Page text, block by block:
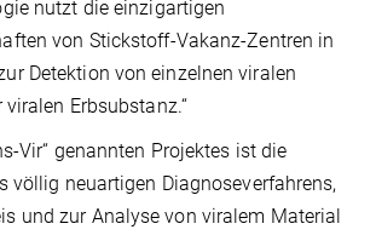
nutzt die einzigartigen
von Stickstoff-Vakanz-Zentren in
Detektion von einzelnen viralen
Erbsubstanz.“
Vir“ genannten Projektes ist die
völlig neuartigen Diagnoseverfahrens,
und zur Analyse von viralem Material